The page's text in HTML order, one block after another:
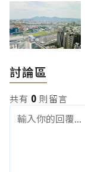
討論區
共有 0 則留言